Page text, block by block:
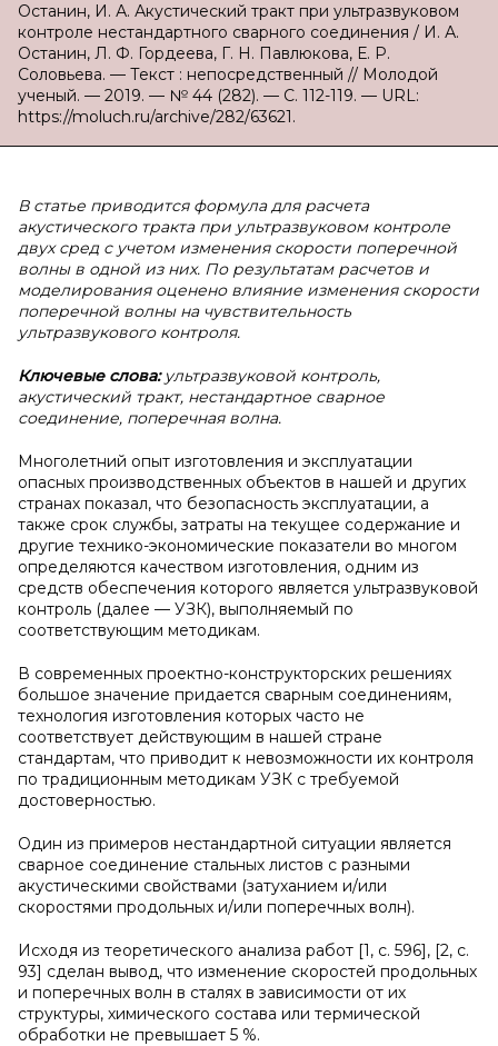
Останин, И. А. Акустический тракт при ультразвуковом
контроле нестандартного сварного соединения / И. А.
Останин, Л. Ф. Гордеева, Г. Н. Павлюкова, Е. Р.
Соловьева. — Текст : непосредственный // Молодой
ученый. — 2019. — № 44 (282). — С. 112-119. — URL:
https://moluch.ru/archive/282/63621.
В статье приводится формула для расчета
акустического тракта при ультразвуковом контроле
двух сред с учетом изменения скорости поперечной
волны в одной из них. По результатам расчетов и
моделирования оценено влияние изменения скорости
поперечной волны на чувствительность
ультразвукового контроля.
Ключевые слова:ультразвуковой контроль,
акустический тракт, нестандартное сварное
соединение, поперечная волна.
Многолетний опыт изготовления и эксплуатации
опасных производственных объектов в нашей и других
странах показал, что безопасность эксплуатации, а
также срок службы, затраты на текущее содержание и
другие технико-экономические показатели во многом
определяются качеством изготовления, одним из
средств обеспечения которого является ультразвуковой
контроль (далее — УЗК), выполняемый по
соответствующим методикам.
В современных проектно-конструкторских решениях
большое значение придается сварным соединениям,
технология изготовления которых часто не
соответствует действующим в нашей стране
стандартам, что приводит к невозможности их контроля
по традиционным методикам УЗК с требуемой
достоверностью.
Один из примеров нестандартной ситуации является
сварное соединение стальных листов с разными
акустическими свойствами (затуханием и/или
скоростями продольных и/или поперечных волн).
Исходя из теоретического анализа работ [1, с. 596], [2, c.
93] сделан вывод, что изменение скоростей продольных
и поперечных волн в сталях в зависимости от их
структуры, химического состава или термической
обработки не превышает 5 %.